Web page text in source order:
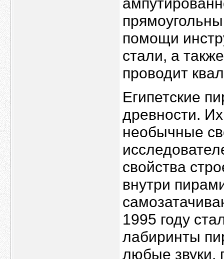
помощи
стали, а
проводит
Египетские
древности.
необычные
свойства
внутри
1995 году
лабиринты
любые звуки,